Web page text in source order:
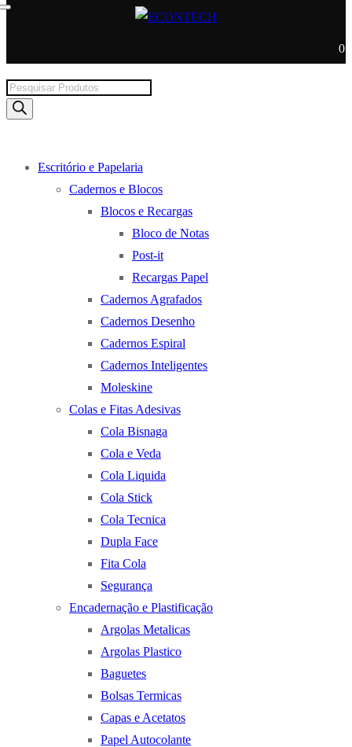
0
Products
search
Escritório e Papelaria
Cadernos e Blocos
Blocos e Recargas
Bloco de Notas
Post-it
Recargas Papel
Cadernos Agrafados
Cadernos Desenho
Cadernos Espiral
Cadernos Inteligentes
Moleskine
Colas e Fitas Adesivas
Cola Bisnaga
Cola e Veda
Cola Liquida
Cola Stick
Cola Tecnica
Dupla Face
Fita Cola
Segurança
Encadernação e Plastificação
Argolas Metalicas
Argolas Plastico
Baguetes
Bolsas Termicas
Capas e Acetatos
Papel Autocolante